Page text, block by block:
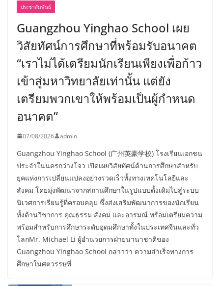
ประชาสัมพันธ์
Guangzhou Yinghao School เผย
วิสัยทัศน์การศึกษาที่พร้อมรับอนาคต
“เราไม่ได้เตรียมนักเรียนเพียงเพื่อก้าว
เข้าสู่มหาวิทยาลัยเท่านั้น แต่ยัง
เตรียมพวกเขาให้พร้อมเป็นผู้กำหนด
อนาคต”
07/08/2026 admin
Guangzhou Yinghao School (广州英豪学校) โรงเรียนเอกชน
ประจำในนครกว่างโจว เปิดเผยวิสัยทัศน์ด้านการศึกษาสำหรับ
ยุคแห่งการเปลี่ยนแปลงอย่างรวดเร็วทั้งทางเทคโนโลยีและ
สังคม โดยมุ่งพัฒนาจากสถานศึกษาในรูปแบบดั้งเดิมไปสู่ระบบ
นิเวศการเรียนรู้ที่ครอบคลุม ซึ่งส่งเสริมพัฒนาการของนักเรียน
ทั้งด้านวิชาการ คุณธรรม สังคม และอารมณ์ พร้อมเตรียมความ
พร้อมสำหรับการศึกษาระดับอุดมศึกษาทั้งในประเทศจีนและทั่ว
โลกMr. Michael Li ผู้อำนวยการฝ่ายนานาชาติของ
Guangzhou Yinghao School กล่าวว่า ความสำเร็จทางการ
ศึกษาในศตวรรษที่